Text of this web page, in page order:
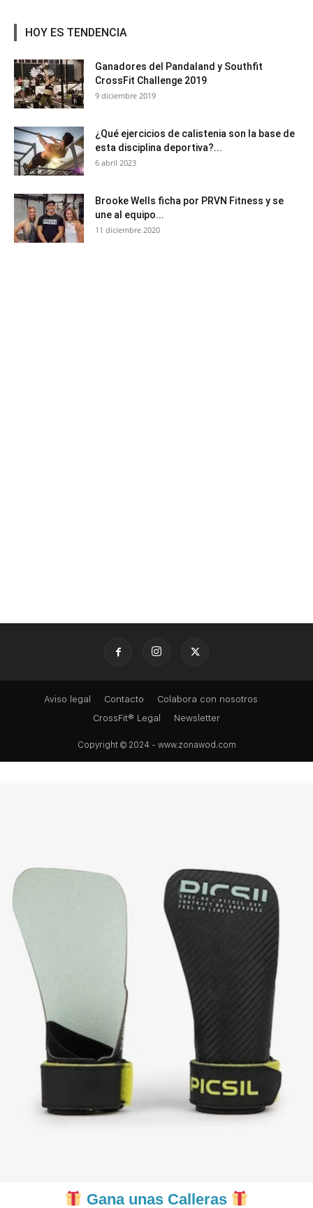
HOY ES TENDENCIA
Ganadores del Pandaland y Southfit
CrossFit Challenge 2019
9 diciembre 2019
¿Qué ejercicios de calistenia son la base de
esta disciplina deportiva?...
6 abril 2023
Brooke Wells ficha por PRVN Fitness y se
une al equipo...
11 diciembre 2020
Aviso legal Contacto
Colabora con nosotros
CrossFit® Legal
Newsletter
Copyright © 2024 - www.zonawod.com
Gana unas Calleras